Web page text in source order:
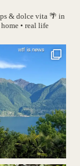
& dolce vita 🌴 in
• real life